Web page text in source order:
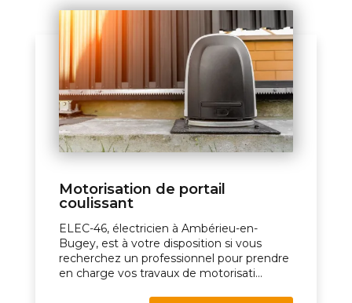
Motorisation de portail
coulissant
ELEC-46, électricien à Ambérieu-en-
Bugey, est à votre disposition si vous
recherchez un professionnel pour prendre
en charge vos travaux de motorisati...